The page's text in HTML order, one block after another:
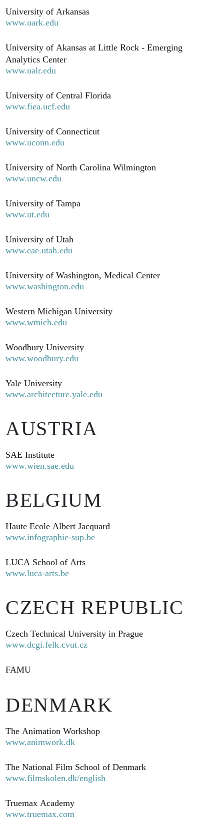
University of Arkansas
www.uark.edu
University of Akansas at Little Rock - Emerging
Analytics Center
www.ualr.edu
University of Central Florida
www.fiea.ucf.edu
University of Connecticut
www.uconn.edu
University of North Carolina Wilmington
www.uncw.edu
University of Tampa
www.ut.edu
University of Utah
www.eae.utah.edu
University of Washington, Medical Center
www.washington.edu
Western Michigan University
www.wmich.edu
Woodbury University
www.woodbury.edu
Yale University
www.architecture.yale.edu
AUSTRIA
SAE Institute
www.wien.sae.edu
BELGIUM
Haute Ecole Albert Jacquard
www.infographie-sup.be
LUCA School of Arts
www.luca-arts.be
CZECH REPUBLIC
Czech Technical University in Prague
www.dcgi.felk.cvut.cz
FAMU
DENMARK
The Animation Workshop
www.animwork.dk
The National Film School of Denmark
www.filmskolen.dk/english
Truemax Academy
www.truemax.com